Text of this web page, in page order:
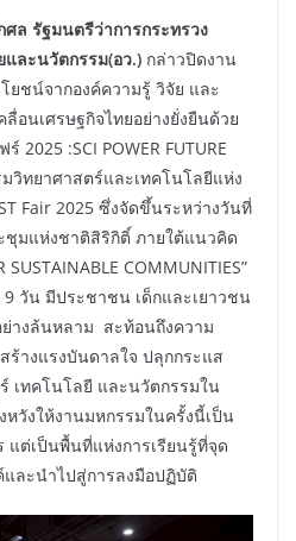
ล รัฐมนตรีว่าการกระทรวง
ละนวัตกรรม(อว.) กล่าวปิดงาน
ยชน์จากองค์ความรู้ วิจัย และ
อนเศรษฐกิจไทยอย่างยั่งยืนด้วย
2025 :SCI POWER FUTURE
วิทยาศาสตร์และเทคโนโลยีแห่ง
Fair 2025 ซึ่งจัดขึ้นระหว่างวันที่
มแห่งชาติสิริกิติ์ ภายใต้แนวคิด
SUSTAINABLE COMMUNITIES”
9 วัน มีประชาชน เด็กและเยาวชน
างล้นหลาม สะท้อนถึงความ
ร้างแรงบันดาลใจ ปลุกกระแส
เทคโนโลยี และนวัตกรรมใน
หวังให้งานมหกรรมในครั้งนี้เป็น
แต่เป็นพื้นที่แห่งการเรียนรู้ที่จุด
ละนำไปสู่การลงมือปฏิบัติ